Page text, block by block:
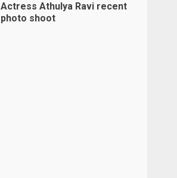
Actress Athulya Ravi recent
photo shoot